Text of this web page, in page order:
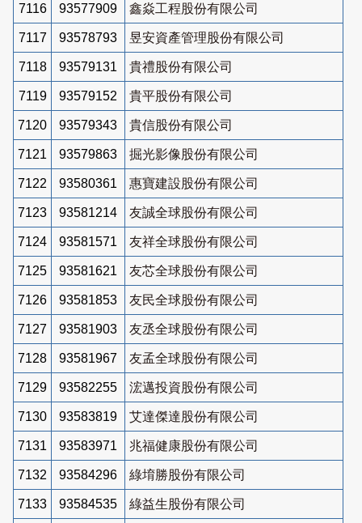
7116 93577909 鑫焱工程股份有限公司
7117 93578793 昱安資產管理股份有限公司
7118 93579131 貴禮股份有限公司
7119 93579152 貴平股份有限公司
7120 93579343 貴信股份有限公司
7121 93579863 掘光影像股份有限公司
7122 93580361 惠寶建設股份有限公司
7123 93581214 友誠全球股份有限公司
7124 93581571 友祥全球股份有限公司
7125 93581621 友芯全球股份有限公司
7126 93581853 友民全球股份有限公司
7127 93581903 友丞全球股份有限公司
7128 93581967 友孟全球股份有限公司
7129 93582255 浤邁投資股份有限公司
7130 93583819 艾達傑達股份有限公司
7131 93583971 兆福健康股份有限公司
7132 93584296 綠堉勝股份有限公司
7133 93584535 綠益生股份有限公司